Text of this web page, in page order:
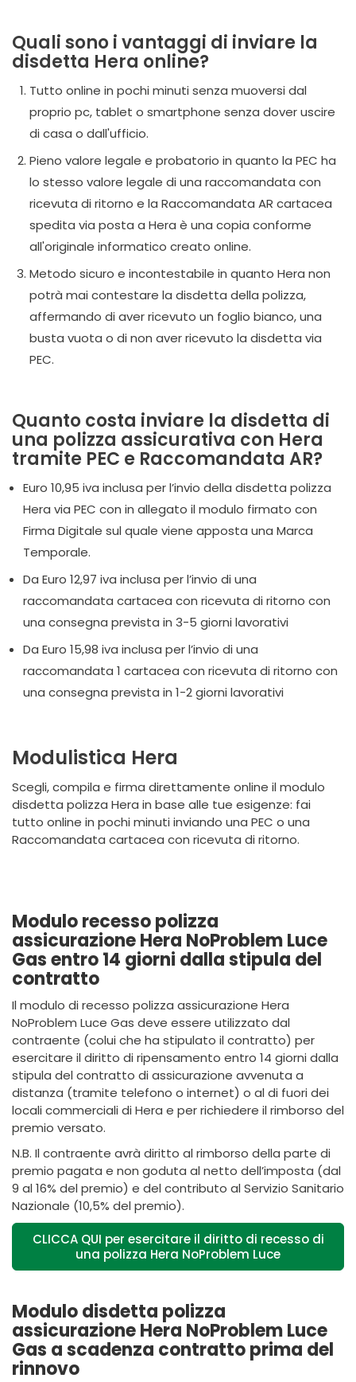
Quali sono i vantaggi di inviare la
disdetta Hera online?
Tutto online in pochi minuti senza muoversi dal
proprio pc, tablet o smartphone senza dover uscire
di casa o dall'ufficio.
Pieno valore legale e probatorio in quanto la PEC ha
lo stesso valore legale di una raccomandata con
ricevuta di ritorno e la Raccomandata AR cartacea
spedita via posta a Hera è una copia conforme
all'originale informatico creato online.
Metodo sicuro e incontestabile in quanto Hera non
potrà mai contestare la disdetta della polizza,
affermando di aver ricevuto un foglio bianco, una
busta vuota o di non aver ricevuto la disdetta via
PEC.
Quanto costa inviare la disdetta di
una polizza assicurativa con Hera
tramite PEC e Raccomandata AR?
Euro 10,95 iva inclusa per l’invio della disdetta polizza
Hera via PEC con in allegato il modulo firmato con
Firma Digitale sul quale viene apposta una Marca
Temporale.
Da Euro 12,97 iva inclusa per l’invio di una
raccomandata cartacea con ricevuta di ritorno con
una consegna prevista in 3-5 giorni lavorativi
Da Euro 15,98 iva inclusa per l’invio di una
raccomandata 1 cartacea con ricevuta di ritorno con
una consegna prevista in 1-2 giorni lavorativi
Modulistica Hera
Scegli, compila e firma direttamente online il modulo
disdetta polizza Hera in base alle tue esigenze: fai
tutto online in pochi minuti inviando una PEC o una
Raccomandata cartacea con ricevuta di ritorno.
Modulo recesso polizza
assicurazione Hera NoProblem Luce
Gas entro 14 giorni dalla stipula del
contratto
Il modulo di recesso polizza assicurazione Hera
NoProblem Luce Gas deve essere utilizzato dal
contraente (colui che ha stipulato il contratto) per
esercitare il diritto di ripensamento entro 14 giorni dalla
stipula del contratto di assicurazione avvenuta a
distanza (tramite telefono o internet) o al di fuori dei
locali commerciali di Hera e per richiedere il rimborso del
premio versato.
N.B. Il contraente avrà diritto al rimborso della parte di
premio pagata e non goduta al netto dell’imposta (dal
9 al 16% del premio) e del contributo al Servizio Sanitario
Nazionale (10,5% del premio).
CLICCA QUI per esercitare il diritto di recesso di
una polizza Hera NoProblem Luce
Modulo disdetta polizza
assicurazione Hera NoProblem Luce
Gas a scadenza contratto prima del
rinnovo